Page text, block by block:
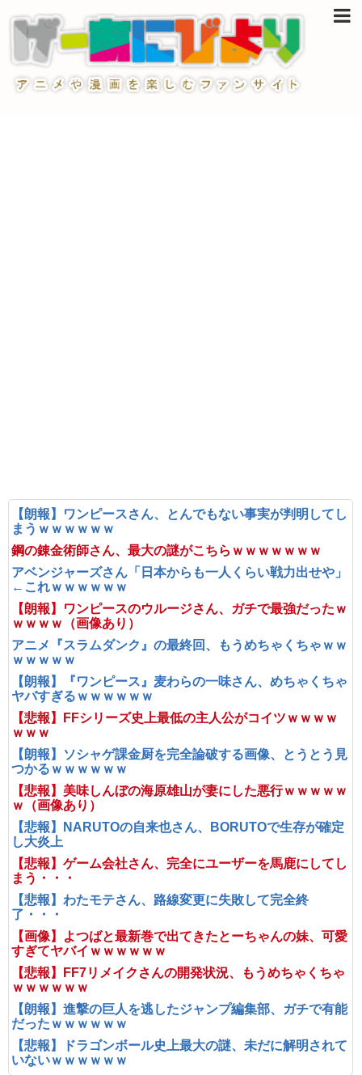
【朗報】ワンピースさん、とんでもない事実が判明してし
まうｗｗｗｗｗｗ
鋼の錬金術師さん、最大の謎がこちらｗｗｗｗｗｗｗ
アベンジャーズさん「日本からも一人くらい戦力出せや」
←これｗｗｗｗｗｗ
【朗報】ワンピースのウルージさん、ガチで最強だったｗ
ｗｗｗｗ（画像あり）
アニメ『スラムダンク』の最終回、もうめちゃくちゃｗｗ
ｗｗｗｗｗ
【朗報】『ワンピース』麦わらの一味さん、めちゃくちゃ
ヤバすぎるｗｗｗｗｗｗ
【悲報】FFシリーズ史上最低の主人公がコイツｗｗｗｗ
ｗｗｗ
【朗報】ソシャゲ課金厨を完全論破する画像、とうとう見
つかるｗｗｗｗｗｗ
【悲報】美味しんぼの海原雄山が妻にした悪行ｗｗｗｗｗ
ｗ（画像あり）
【悲報】NARUTOの自来也さん、BORUTOで生存が確定
し大炎上
【悲報】ゲーム会社さん、完全にユーザーを馬鹿にしてし
まう・・・
【悲報】わたモテさん、路線変更に失敗して完全終
了・・・
【画像】よつばと最新巻で出てきたとーちゃんの妹、可愛
すぎてヤバイｗｗｗｗｗｗ
【悲報】FF7リメイクさんの開発状況、もうめちゃくちゃ
ｗｗｗｗｗｗ
【朗報】進撃の巨人を逃したジャンプ編集部、ガチで有能
だったｗｗｗｗｗｗ
【悲報】ドラゴンボール史上最大の謎、未だに解明されて
いないｗｗｗｗｗｗ